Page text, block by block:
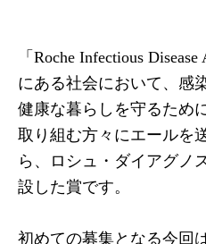
「Roche Infectious
にある社会において、感
健康な暮らしを守るため
取り組む方々にエールを
ら、ロシュ・ダイアグノ
設した賞です。
初めての募集となる今回